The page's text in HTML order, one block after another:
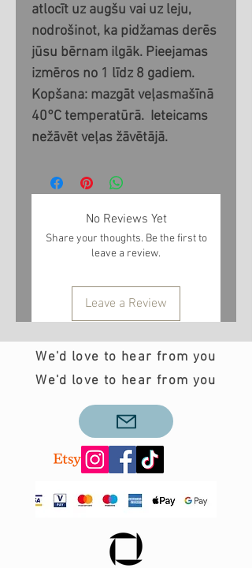
atlocīt uz augšu vai uz leju,
nodrošinot, ka pidžamas derēs
jūsu bērnam ilgāk. Pieejamas
izmēros no 1 līdz 8 gadiem.
Kopšana: mazgāt veļasmašīnā
40°C temperatūrā. Ieteicams
nežāvēt veļas žāvētājā.
No Reviews Yet
Share your thoughts. Be the first to
leave a review.
Leave a Review
We'd love to hear from you
We'd love to hear from you